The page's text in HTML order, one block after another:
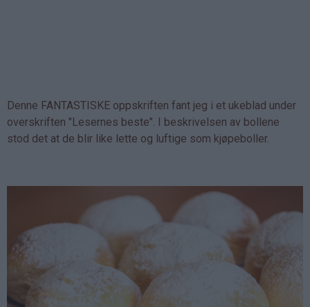
Denne FANTASTISKE oppskriften fant jeg i et ukeblad under
overskriften "Lesernes beste". I beskrivelsen av bollene
stod det at de blir like lette og luftige som kjøpeboller.